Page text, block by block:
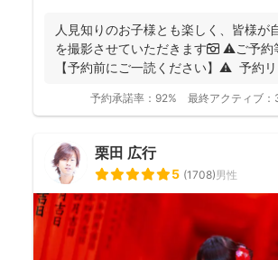
人見知りのお子様とも楽しく、皆様が
を撮影させていただきます📷 ⚠️ご予約
【予約前にご一読ください】⚠️ 予約
予約承諾率： 92% 最終アクティブ：
栗田 広行
5 (1708)男性